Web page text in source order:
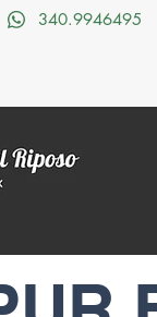
340.9946495
Chi Siamo